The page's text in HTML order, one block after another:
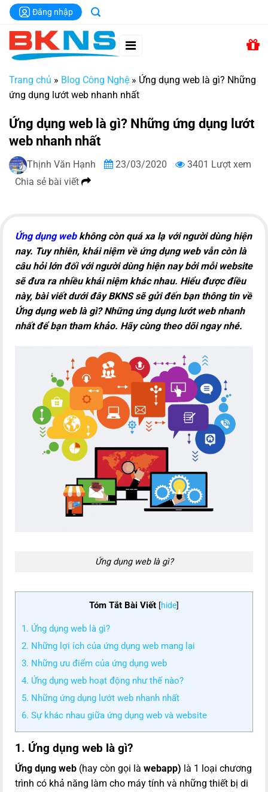
Chuyển
đến
dung
Đăng nhập
Trang chủ » Blog Công Nghệ » Ứng dụng web là gì? Những
ứng dụng lướt web nhanh nhất
Ứng dụng web là gì? Những ứng dụng lướt
web nhanh nhất
Thịnh Văn Hạnh 23/03/2020
3401 Lượt xem
Chia sẻ bài viết
Ứng dụng webkhông còn quá xa lạ với người dùng hiện
nay. Tuy nhiên, khái niệm về ứng dụng web vẫn còn là
câu hỏi lớn đối với người dùng hiện nay bởi mỗi website
sẽ đưa ra nhiều khái niệm khác nhau. Hiểu được điều
này, bài viết dưới đây BKNS sẽ gửi đến bạn thông tin về
Ứng dụng web là gì? Những ứng dụng lướt web nhanh
nhất để bạn tham khảo. Hãy cùng theo dõi ngay nhé.
Ứng dụng web là gì?
Tóm Tắt Bài Viết [hide]
1. Ứng dụng web là gì?
2. Những lợi ích của ứng dụng web mang lại
3. Những ưu điểm của ứng dụng web
4. Ứng dụng web hoạt động như thế nào?
5. Những ứng dụng lướt web nhanh nhất
6. Sự khác nhau giữa ứng dụng web và website
1. Ứng dụng web là gì?
Ứng dụng web (hay còn gọi là webapp) là 1 loại chương
trình có khả năng làm cho máy tính và những thiết bị di